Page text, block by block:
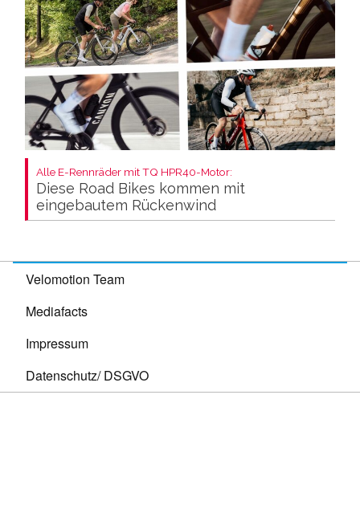
Alle E-Rennräder mit TQ HPR40-Motor:
Diese Road Bikes kommen mit
eingebautem Rückenwind
Velomotion Team
Mediafacts
Impressum
Datenschutz/ DSGVO